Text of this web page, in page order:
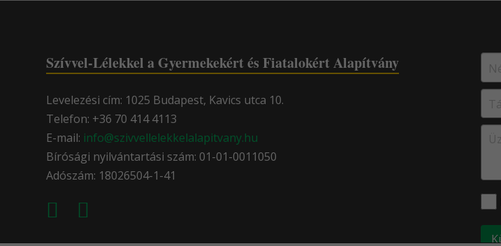
Szívvel-Lélekkel a Gyermekekért és Fiatalokért Alapítvány
Levelezési cím: 1025 Budapest, Kavics utca 10.
Telefon: +36 70 414 4113
E-mail: info@szivvellelekkelalapitvany.hu
Bírósági nyilvántartási szám: 01-01-0011050
Adószám: 18026504-1-41